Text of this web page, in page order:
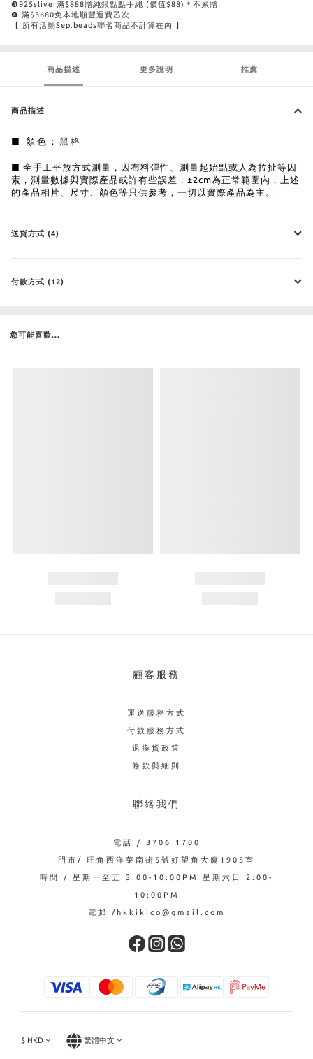
❸925sliver滿$888贈純銀點點手繩 (價值$88)＊不累贈
❹ 滿$3680免本地順豐運費乙次
【 所有活動Sep.beads聯名商品不計算在內 】
商品描述 更多說明 推薦
商品描述
■ 顏色： 黑格
■ 全手工平放方式測量，因布料彈性、測量起始點或人為拉扯等因
素，測量數據與實際產品或許有些誤差，±2cm為正常範圍內，上述
的產品相片、尺寸、顏色等只供參考，一切以實際產品為主。
送貨方式 (4)
付款方式 (12)
您可能喜歡...
顧客服務
運送服務方式
付款服務方式
退換貨政策
條款與細則
聯絡我們
電話 / 3706 1700
門市/ 旺角西洋菜南街5號好望角大廈1905室
時間 / 星期一至五 3:00-10:00PM 星期六日 2:00-
10:00PM
電郵 /hkkikico@gmail.com
$ HKD 繁體中文